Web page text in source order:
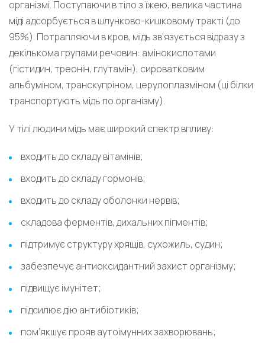
організмі. Поступаючи в тіло з їжею, велика частина
міді адсорбується в шлунково-кишковому тракті (до
95%). Потрапляючи в кров, мідь зв’язується відразу з
декількома групами речовин: амінокислотами
(гістидин, треонін, глутамін), сироватковим
альбуміном, транскупріном, церулоплазміном (ці білки
транспортують мідь по організму).
У тілі людини мідь має широкий спектр впливу:
входить до складу вітамінів;
входить до складу гормонів;
входить до складу оболонки нервів;
складова ферментів, дихальних пігментів;
підтримує структуру хрящів, сухожиль, судин;
забезпечує антиоксидантний захист організму;
підвищує імунітет;
підсилює дію антибіотиків;
пом’якшує прояв аутоімунних захворювань;